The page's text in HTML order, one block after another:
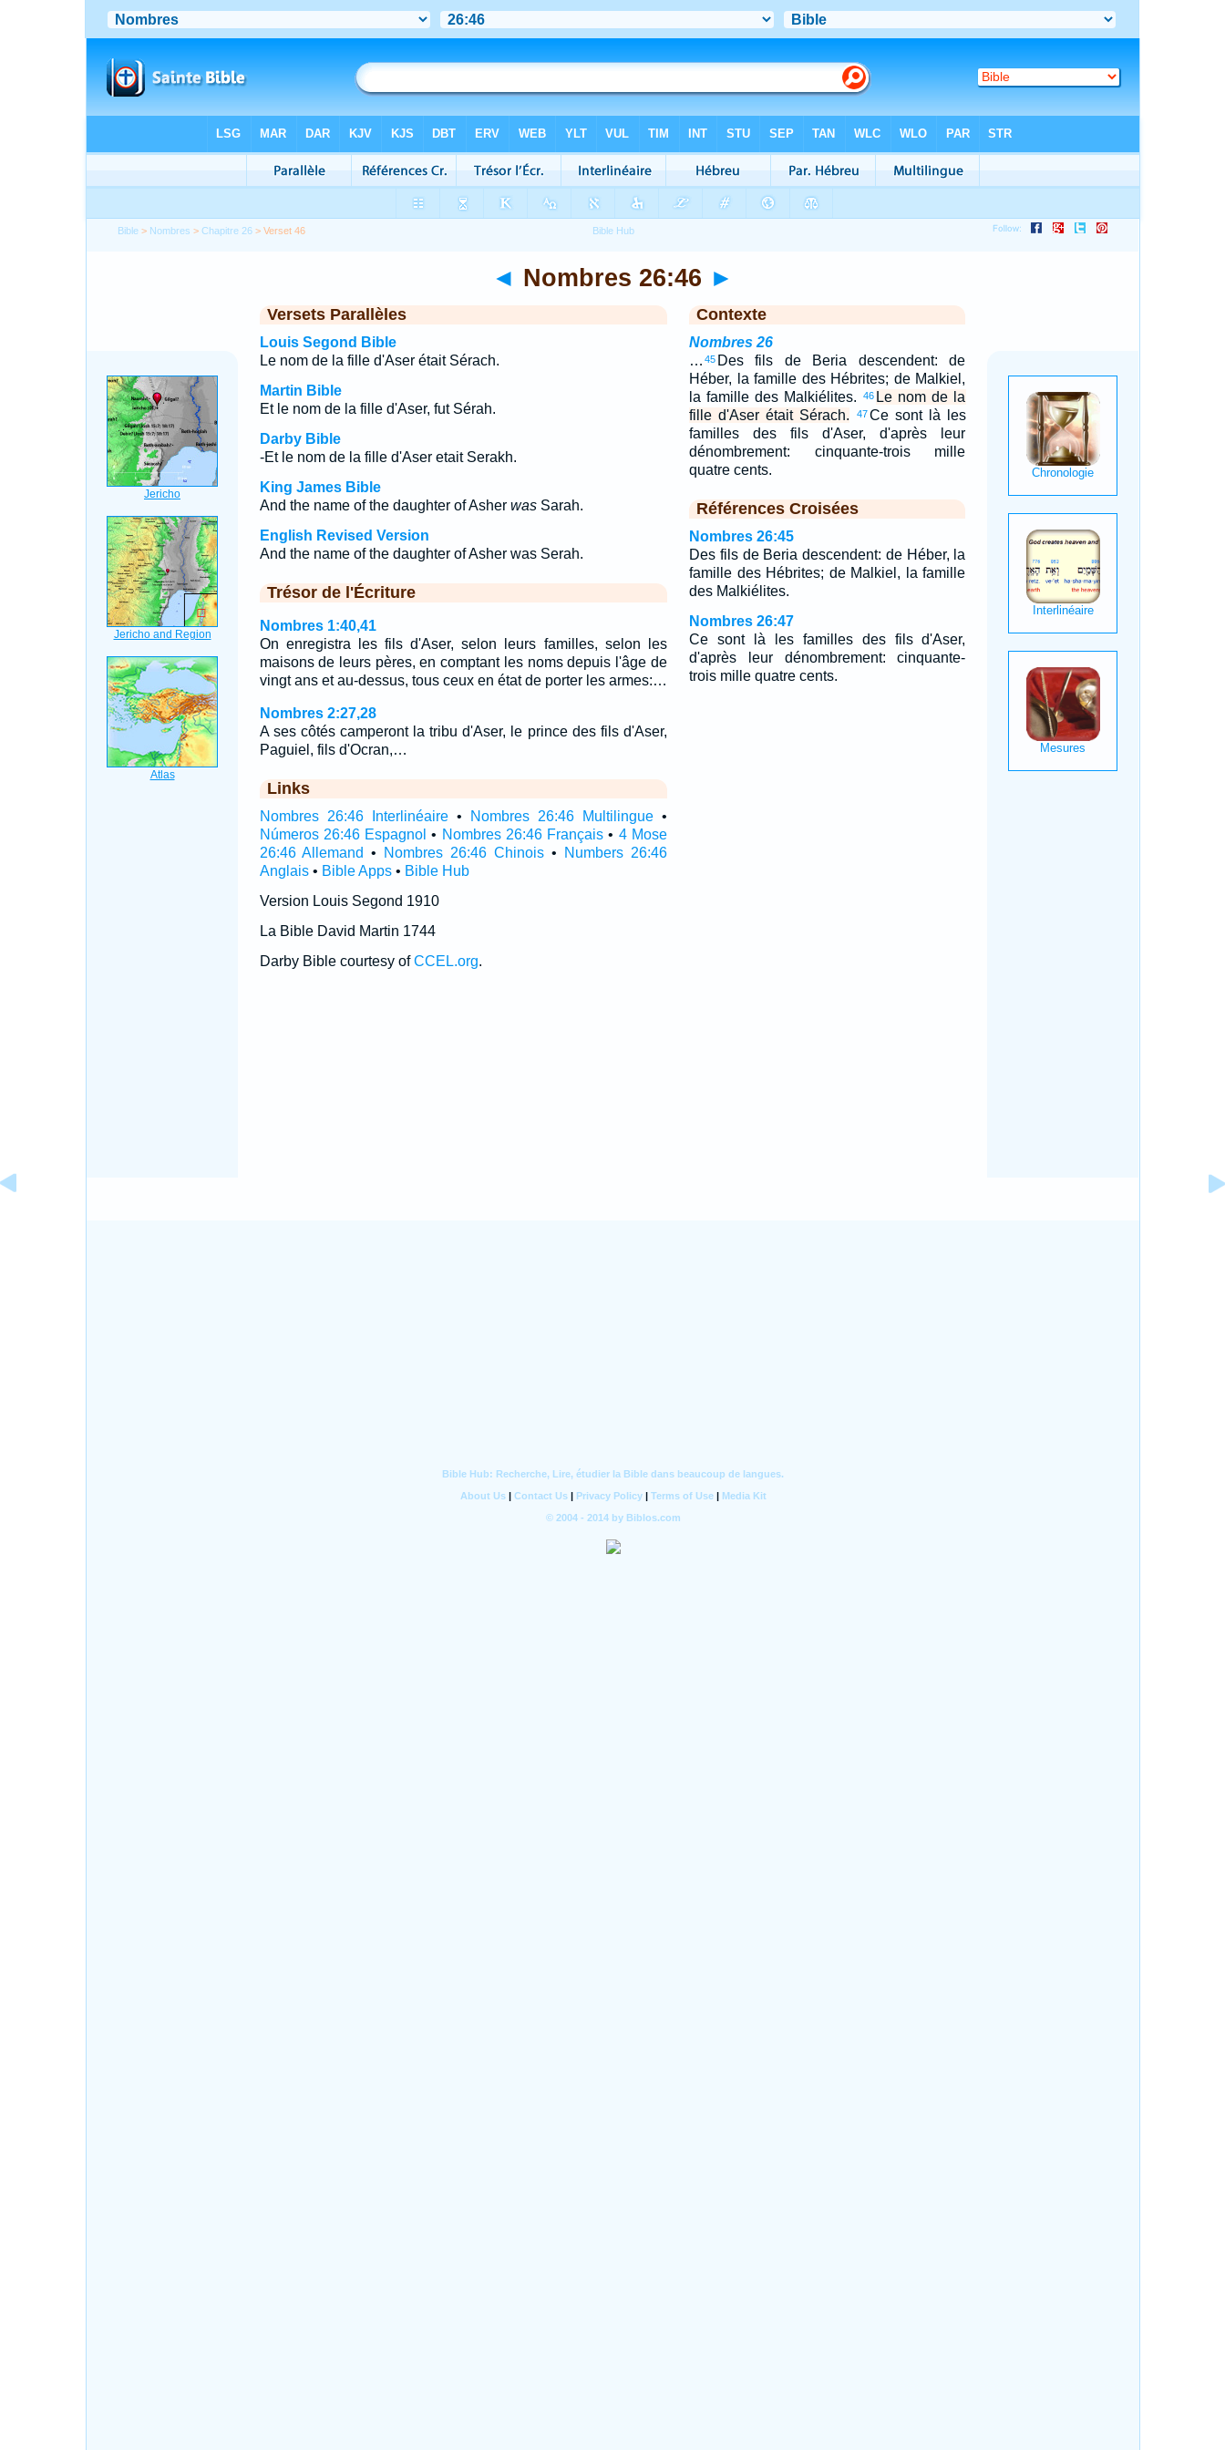
Bible > Nombres >Chapitre 26 > Verset 46
◄ Nombres 26:46 ►
Versets Parallèles
Louis Segond Bible
Le nom de la fille d'Aser était Sérach.
Martin Bible
Et le nom de la fille d'Aser, fut Sérah.
Darby Bible
-Et le nom de la fille d'Aser etait Serakh.
King James Bible
And the name of the daughter of Asher wasSarah.
English Revised Version
And the name of the daughter of Asher was Serah.
Trésor de l'Écriture
Nombres 1:40,41
On enregistra les fils d'Aser, selon leurs familles, selon les
maisons de leurs pères, en comptant les noms depuis l'âge de
vingt ans et au-dessus, tous ceux en état de porter les armes:…
Nombres 2:27,28
A ses côtés camperont la tribu d'Aser, le prince des fils d'Aser,
Paguiel, fils d'Ocran,…
Links
Nombres 26:46 Interlinéaire• Nombres 26:46 Multilingue•
Números 26:46 Espagnol • Nombres 26:46 Français • 4 Mose
26:46 Allemand • Nombres 26:46 Chinois •
Numbers 26:46
Anglais• Bible Apps• Bible Hub
Version Louis Segond 1910
La Bible David Martin 1744
Darby Bible courtesy ofCCEL.org.
Contexte
Nombres 26
… 45 Des fils de Beria descendent: de
Héber, la famille des Hébrites; de Malkiel,
la famille des Malkiélites.
46 Le nom de la
fille d'Aser était Sérach.
47Ce sont là les
familles des fils d'Aser, d'après leur
dénombrement: cinquante-trois mille
quatre cents.
Références Croisées
Nombres 26:45
Des fils de Beria descendent: de Héber, la
famille des Hébrites; de Malkiel, la famille
des Malkiélites.
Nombres 26:47
Ce sont là les familles des fils d'Aser,
d'après leur dénombrement: cinquante-
trois mille quatre cents.